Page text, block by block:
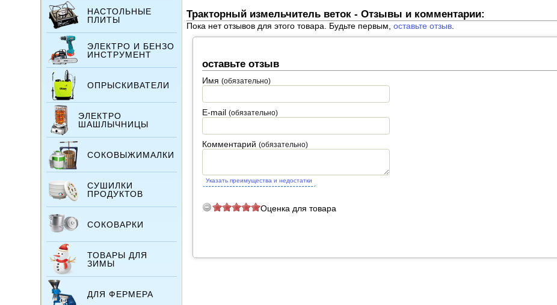
НАСТОЛЬНЫЕ
ПЛИТЫ
ЭЛЕКТРО И БЕНЗО
ИНСТРУМЕНТ
ОПРЫСКИВАТЕЛИ
ЭЛЕКТРО
ШАШЛЫЧНИЦЫ
СОКОВЫЖИМАЛКИ
СУШИЛКИ
ПРОДУКТОВ
СОКОВАРКИ
ТОВАРЫ ДЛЯ
ЗИМЫ
ДЛЯ ФЕРМЕРА
Тракторный измельчитель веток - Отзывы и комментарии:
Пока нет отзывов для этого товара. Будьте первым,оставьте отзыв
оставьте отзыв
Имя(обязательно)
E-mail(обязательно)
Комментарий(обязательно)
Указать преимущества и недостатки
Оценка для товара